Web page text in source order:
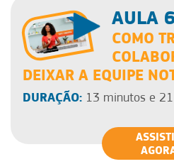
AULA
COMO
DEIXAR A EQUIPE
DURAÇÃO:13 minutos e 21